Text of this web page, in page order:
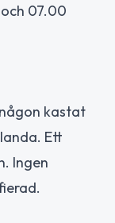
07.00
kastat
Ett
Ingen